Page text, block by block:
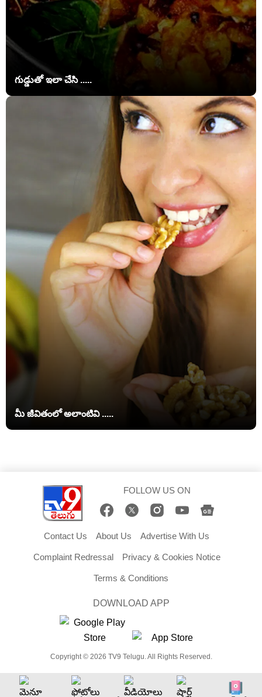
గుడ్డుతో ఇలా చేసి .....
మీ జీవితంలో అలాంటివి .....
FOLLOW US ON
Contact Us About Us Advertise With Us
Complaint Redressal Privacy & Cookies Notice
Terms & Conditions
DOWNLOAD APP
Copyright © 2026 TV9 Telugu. All Rights Reserved.